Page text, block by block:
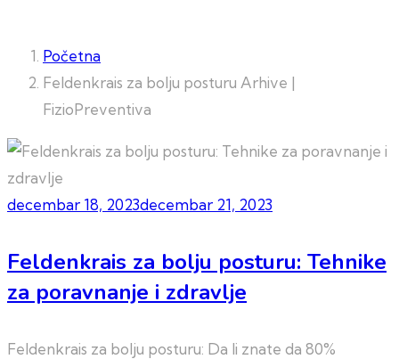
Početna
Feldenkrais za bolju posturu Arhive |
FizioPreventiva
decembar 18, 2023decembar 21, 2023
Feldenkrais za bolju posturu: Tehnike
za poravnanje i zdravlje
Feldenkrais za bolju posturu: Da li znate da 80%